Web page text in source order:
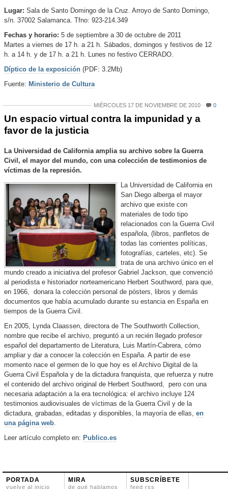
Lugar: Sala de Santo Domingo de la Cruz. Arroyo de Santo Domingo,
s/n. 37002 Salamanca. Tfno: 923-214.349
Fechas y horario: 5 de septiembre a 30 de octubre de 2011
Martes a viernes de 17 h. a 21 h. Sábados, domingos y festivos de 12
h. a 14 h. y de 17 h. a 21 h. Lunes no festivo CERRADO.
Díptico de la exposición (PDF: 3.2Mb)
Fuente: Ministerio de Cultura
MIÉRCOLES 17 DE NOVIEMBRE DE 2010 0
Un espacio virtual contra la impunidad y a
favor de la justicia
La Universidad de California amplia su archivo sobre la Guerra
Civil, el mayor del mundo, con una colección de testimonios de
víctimas de la represión.
La Universidad de California en
San Diego alberga el mayor
archivo que existe con
materiales de todo tipo
relacionados con la Guerra Civil
española, (libros, panfletos de
todas las corrientes políticas,
fotografías, carteles, etc). Se
trata de una archivo único en el
mundo creado a iniciativa del profesor Gabriel Jackson, que convenció
al periodista e historiador norteamericano Herbert Southword, para que,
en 1966, donara la colección personal de pósters, libros y demás
documentos que había acumulado durante su estancia en España en
tiempos de la Guerra Civil.
En 2005, Lynda Claassen, directora de The Southworth Collection,
nombre que recibe el archivo, preguntó a un recién llegado profesor
español del departamento de Literatura, Luis Martín-Cabrera, cómo
ampliar y dar a conocer la colección en España. A partir de ese
momento nace el germen de lo que hoy es el Archivo Digital de la
Guerra Civil Española y de la dictadura franquista, que refuerza y nutre
el contenido del archivo original de Herbert Southword, pero con una
necesaria adaptación a la era tecnológica: el archivo incluye 124
testimonios audiovisuales de víctimas de la Guerra Civil y de la
dictadura, grabadas, editadas y disponibles, la mayoría de ellas, en
una página web.
Leer artículo completo en: Publico.es
PORTADA
vuelve al inicio
MIRA
de qué hablamos
SUBSCRÍBETE
feed rss